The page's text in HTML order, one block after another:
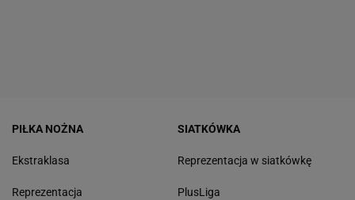
PIŁKA NOŻNA
Ekstraklasa
Reprezentacja
SIATKÓWKA
Reprezentacja w siatkówkę
PlusLiga